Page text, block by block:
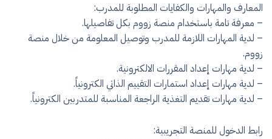
المعارف والمهارات والكفايات المطلوبة للمدرب:
– معرفة تامة باستخدام منصة زووم بكل تفاصيلها.
– لدية المهارات اللازمة للمدرب وتوصيل المعلومة من خلال منصة
زووم.
– لدية مهارات إعداد المقررات الالكترونية.
– لدية مهارات إعداد استمارات التقييم الذاتي الكترونياً.
– لدية مهارات تقديم التغذية الراجعة المناسبة للمتدربين الكترونياً.
رابط الدخول للمنصة التجريبية: